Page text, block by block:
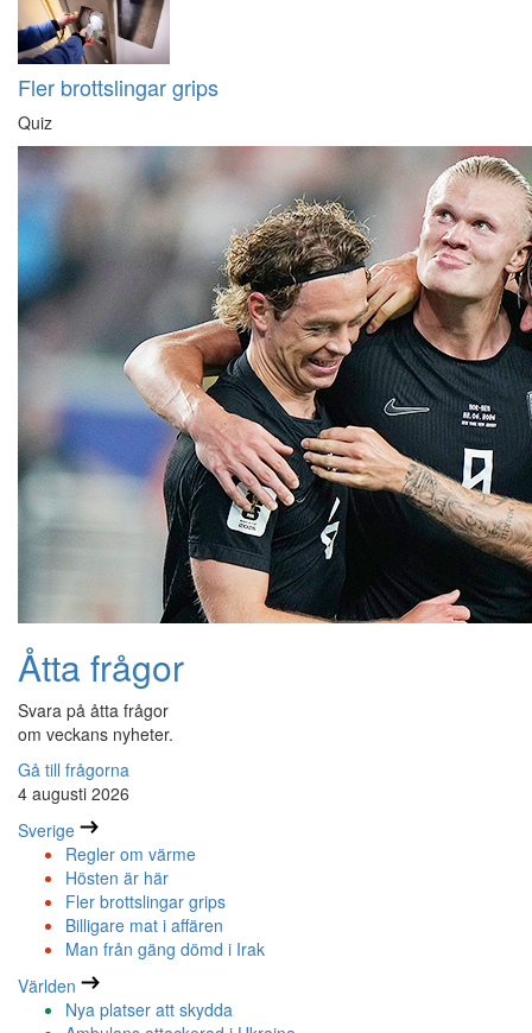
Fler brottslingar grips
Quiz
Åtta frågor
Svara på åtta frågor
om veckans nyheter.
Gå till frågorna
4 augusti 2026
Sverige
Regler om värme
Hösten är här
Fler brottslingar grips
Billigare mat i affären
Man från gäng dömd i Irak
Världen
Nya platser att skydda